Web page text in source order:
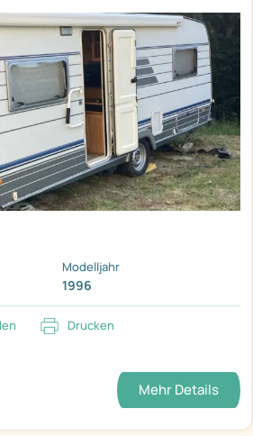
Modelljahr
1996
Drucken
Mehr Details